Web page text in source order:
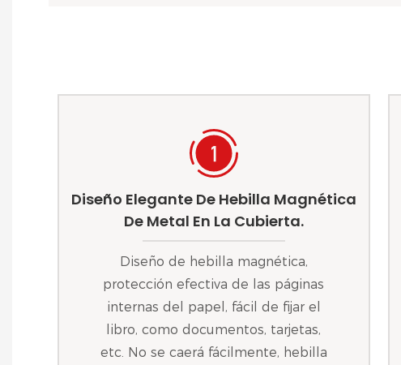
Diseño Elegante De Hebilla Magnética
De Metal En La Cubierta.
Diseño de hebilla magnética,
protección efectiva de las páginas
internas del papel, fácil de fijar el
libro, como documentos, tarjetas,
etc. No se caerá fácilmente, hebilla